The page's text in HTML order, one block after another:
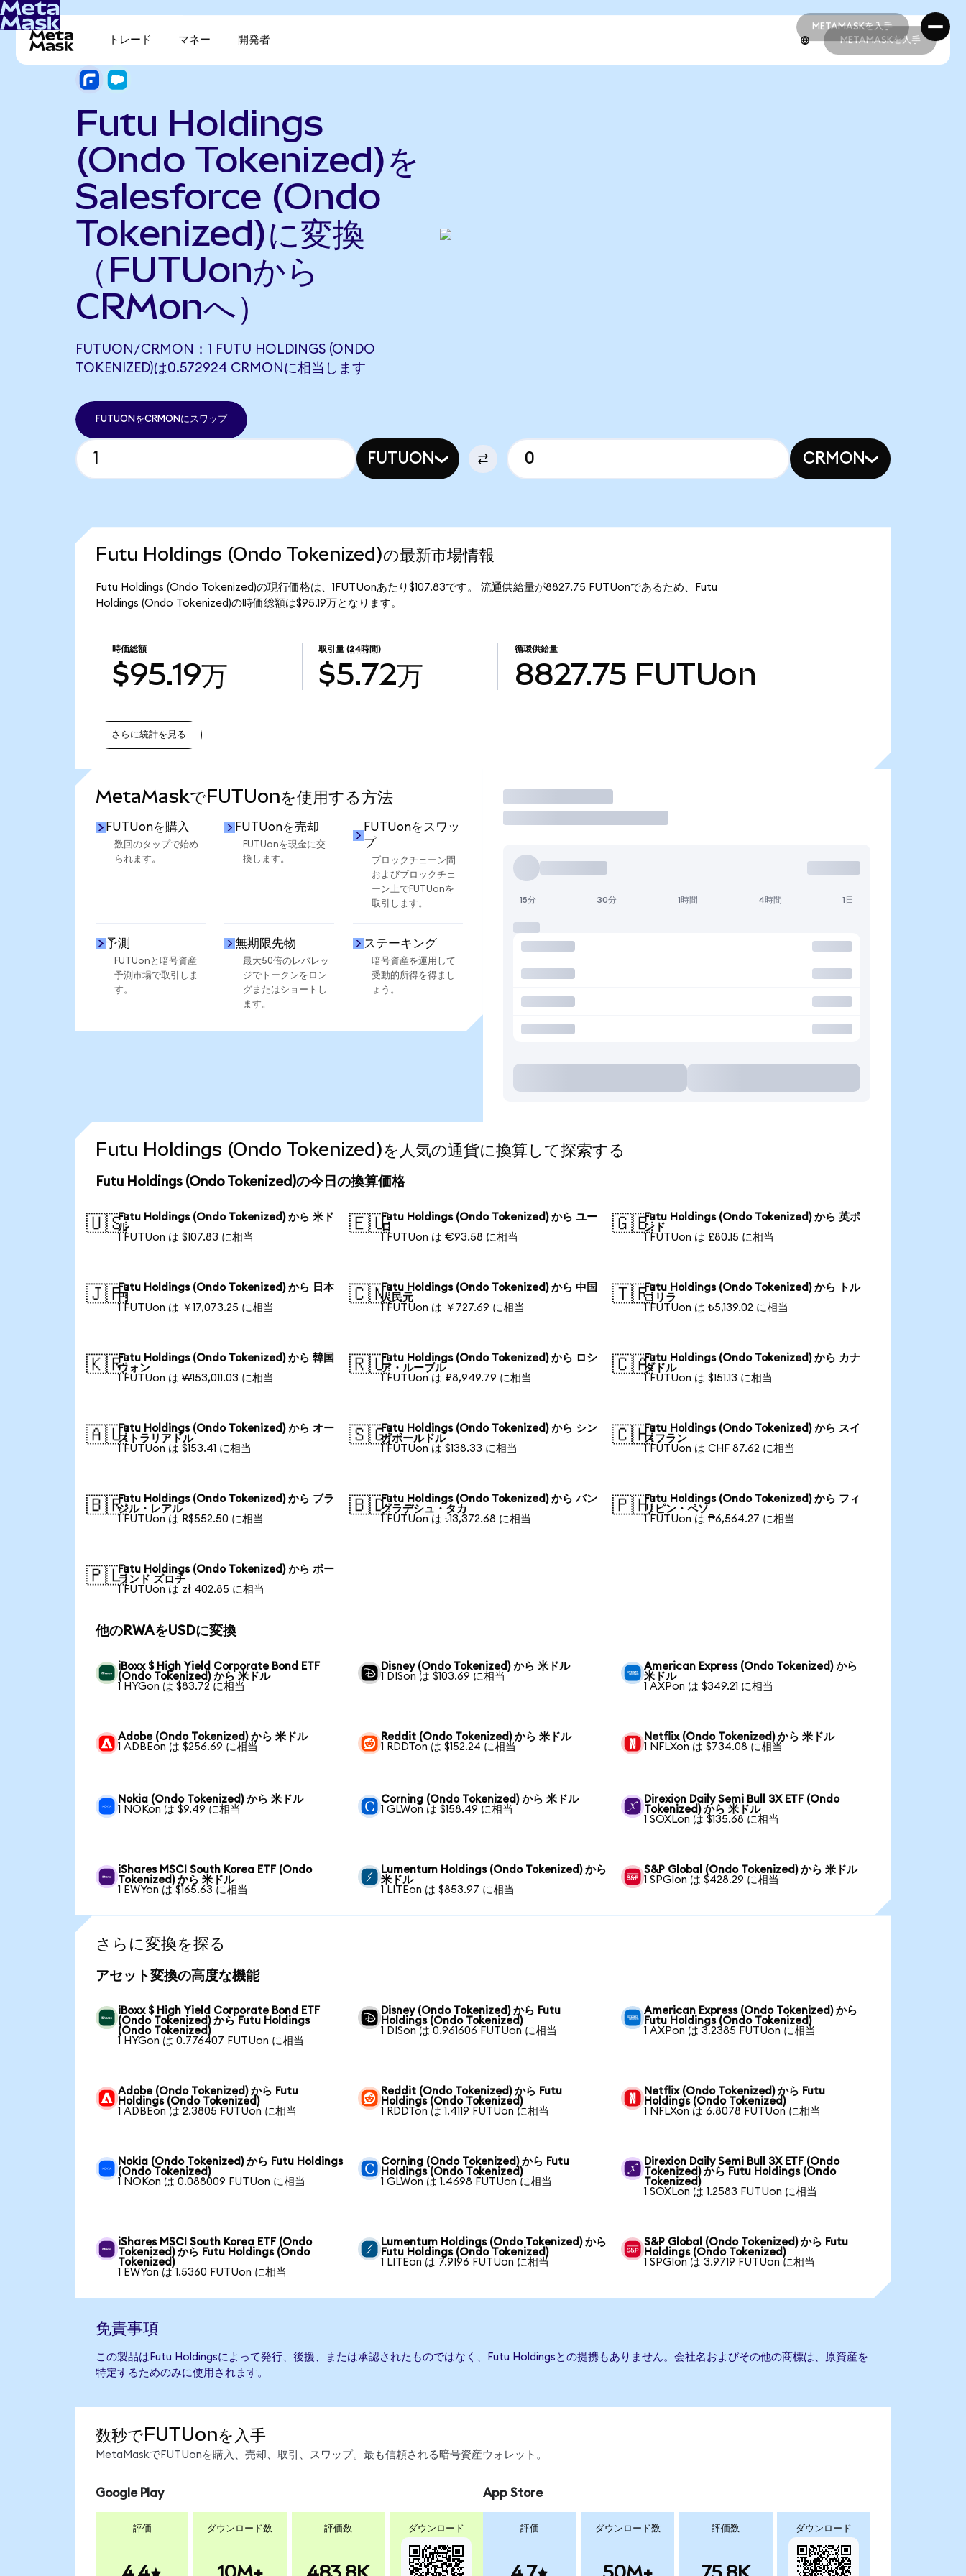
METAMASKを入手
METAMASKを入手
トレード マネー 開発者 METAMASKを入手
Futu Holdings
(Ondo Tokenized)を
Salesforce (Ondo
Tokenized)に変換
（FUTUonから
CRMonへ）
FUTUON/CRMON：1 FUTU HOLDINGS (ONDO
TOKENIZED)は0.572924 CRMONに相当します
FUTUONをCRMONにスワップ
FUTUON CRMON
Futu Holdings (Ondo Tokenized)の最新市場情報
Futu Holdings (Ondo Tokenized)の現行価格は、1FUTUonあたり$107.83です。 流通供給量が8827.75 FUTUonであるため、Futu
Holdings (Ondo Tokenized)の時価総額は$95.19万となります。
時価総額
$95.19万
取引量 (24時間)
$5.72万
循環供給量
8827.75 FUTUon
さらに統計を見る
MetaMaskでFUTUonを使用する方法
FUTUonを購入
数回のタップで始め
られます。
FUTUonを売却
FUTUonを現金に交
換します。
FUTUonをスワッ
プ
ブロックチェーン間
およびブロックチェ
ーン上でFUTUonを
取引します。
予測
FUTUonと暗号資産
予測市場で取引しま
す。
無期限先物
最大50倍のレバレッ
ジでトークンをロン
グまたはショートし
ます。
ステーキング
暗号資産を運用して
受動的所得を得まし
ょう。
取引
15分 30分 1時間 4時間 1日
Futu Holdings (Ondo Tokenized)を人気の通貨に換算して探索する
Futu Holdings (Ondo Tokenized)の今日の換算価格
🇺🇸Futu Holdings (Ondo Tokenized) から 米ド
ル
1 FUTUon は $107.83 に相当
🇪🇺Futu Holdings (Ondo Tokenized) から ユー
ロ
1 FUTUon は €93.58 に相当
🇬🇧Futu Holdings (Ondo Tokenized) から 英ポ
ンド
1 FUTUon は £80.15 に相当
🇯🇵Futu Holdings (Ondo Tokenized) から 日本
円
1 FUTUon は ￥17,073.25 に相当
🇨🇳Futu Holdings (Ondo Tokenized) から 中国
人民元
1 FUTUon は ￥727.69 に相当
🇹🇷Futu Holdings (Ondo Tokenized) から トル
コリラ
1 FUTUon は ₺5,139.02 に相当
🇰🇷Futu Holdings (Ondo Tokenized) から 韓国
ウォン
1 FUTUon は ₩153,011.03 に相当
🇷🇺Futu Holdings (Ondo Tokenized) から ロシ
ア・ルーブル
1 FUTUon は ₽8,949.79 に相当
🇨🇦Futu Holdings (Ondo Tokenized) から カナ
ダドル
1 FUTUon は $151.13 に相当
🇦🇺Futu Holdings (Ondo Tokenized) から オー
ストラリアドル
1 FUTUon は $153.41 に相当
🇸🇬Futu Holdings (Ondo Tokenized) から シン
ガポールドル
1 FUTUon は $138.33 に相当
🇨🇭Futu Holdings (Ondo Tokenized) から スイ
スフラン
1 FUTUon は CHF 87.62 に相当
🇧🇷Futu Holdings (Ondo Tokenized) から ブラ
ジル・レアル
1 FUTUon は R$552.50 に相当
🇧🇩Futu Holdings (Ondo Tokenized) から バン
グラデシュ・タカ
1 FUTUon は ৳13,372.68 に相当
🇵🇭Futu Holdings (Ondo Tokenized) から フィ
リピン・ペソ
1 FUTUon は ₱6,564.27 に相当
🇵🇱Futu Holdings (Ondo Tokenized) から ポー
ランド ズロチ
1 FUTUon は zł 402.85 に相当
他のRWAをUSDに変換
iBoxx $ High Yield Corporate Bond ETF
(Ondo Tokenized) から 米ドル
1 HYGon は $83.72 に相当
Disney (Ondo Tokenized) から 米ドル
1 DISon は $103.69 に相当
American Express (Ondo Tokenized) から
米ドル
1 AXPon は $349.21 に相当
Adobe (Ondo Tokenized) から 米ドル
1 ADBEon は $256.69 に相当
Reddit (Ondo Tokenized) から 米ドル
1 RDDTon は $152.24 に相当
Netflix (Ondo Tokenized) から 米ドル
1 NFLXon は $734.08 に相当
Nokia (Ondo Tokenized) から 米ドル
1 NOKon は $9.49 に相当
Corning (Ondo Tokenized) から 米ドル
1 GLWon は $158.49 に相当
Direxion Daily Semi Bull 3X ETF (Ondo
Tokenized) から 米ドル
1 SOXLon は $135.68 に相当
iShares MSCI South Korea ETF (Ondo
Tokenized) から 米ドル
1 EWYon は $165.63 に相当
Lumentum Holdings (Ondo Tokenized) から
米ドル
1 LITEon は $853.97 に相当
S&P Global (Ondo Tokenized) から 米ドル
1 SPGIon は $428.29 に相当
さらに変換を探る
アセット変換の高度な機能
iBoxx $ High Yield Corporate Bond ETF
(Ondo Tokenized) から Futu Holdings
(Ondo Tokenized)
1 HYGon は 0.776407 FUTUon に相当
Disney (Ondo Tokenized) から Futu
Holdings (Ondo Tokenized)
1 DISon は 0.961606 FUTUon に相当
American Express (Ondo Tokenized) から
Futu Holdings (Ondo Tokenized)
1 AXPon は 3.2385 FUTUon に相当
Adobe (Ondo Tokenized) から Futu
Holdings (Ondo Tokenized)
1 ADBEon は 2.3805 FUTUon に相当
Reddit (Ondo Tokenized) から Futu
Holdings (Ondo Tokenized)
1 RDDTon は 1.4119 FUTUon に相当
Netflix (Ondo Tokenized) から Futu
Holdings (Ondo Tokenized)
1 NFLXon は 6.8078 FUTUon に相当
Nokia (Ondo Tokenized) から Futu Holdings
(Ondo Tokenized)
1 NOKon は 0.088009 FUTUon に相当
Corning (Ondo Tokenized) から Futu
Holdings (Ondo Tokenized)
1 GLWon は 1.4698 FUTUon に相当
Direxion Daily Semi Bull 3X ETF (Ondo
Tokenized) から Futu Holdings (Ondo
Tokenized)
1 SOXLon は 1.2583 FUTUon に相当
iShares MSCI South Korea ETF (Ondo
Tokenized) から Futu Holdings (Ondo
Tokenized)
1 EWYon は 1.5360 FUTUon に相当
Lumentum Holdings (Ondo Tokenized) から
Futu Holdings (Ondo Tokenized)
1 LITEon は 7.9196 FUTUon に相当
S&P Global (Ondo Tokenized) から Futu
Holdings (Ondo Tokenized)
1 SPGIon は 3.9719 FUTUon に相当
免責事項
この製品はFutu Holdingsによって発行、後援、または承認されたものではなく、Futu Holdingsとの提携もありません。会社名およびその他の商標は、原資産を
特定するためのみに使用されます。
数秒でFUTUonを入手
MetaMaskでFUTUonを購入、売却、取引、スワップ。最も信頼される暗号資産ウォレット。
Google Play
評価 ダウンロード数 評価数 ダウンロード
App Store
評価 ダウンロード数 評価数 ダウンロード